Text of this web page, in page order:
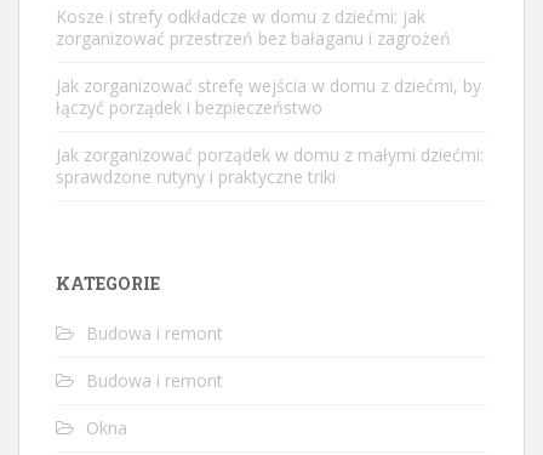
Kosze i strefy odkładcze w domu z dziećmi: jak
zorganizować przestrzeń bez bałaganu i zagrożeń
Jak zorganizować strefę wejścia w domu z dziećmi, by
łączyć porządek i bezpieczeństwo
Jak zorganizować porządek w domu z małymi dziećmi:
sprawdzone rutyny i praktyczne triki
KATEGORIE
Budowa i remont
Budowa i remont
Okna